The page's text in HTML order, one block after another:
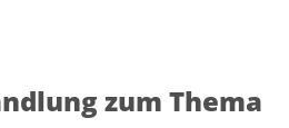
zum Thema